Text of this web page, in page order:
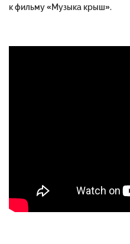
к фильму «Музыка крыш».